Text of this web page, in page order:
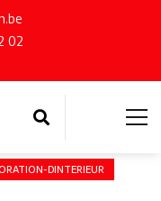
02
DINTERIEUR